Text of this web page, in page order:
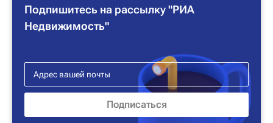
Подпишитесь на рассылку "РИА
Недвижимость"